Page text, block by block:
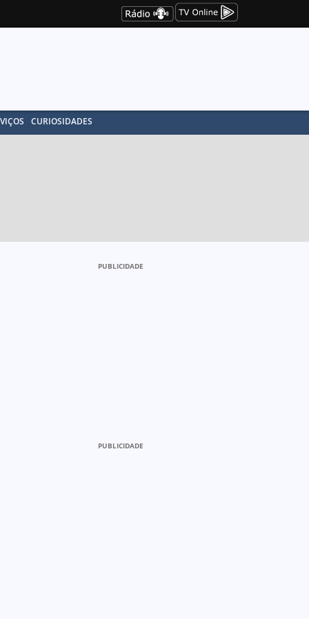
CURIOSIDADES
PUBLICIDADE
PUBLICIDADE